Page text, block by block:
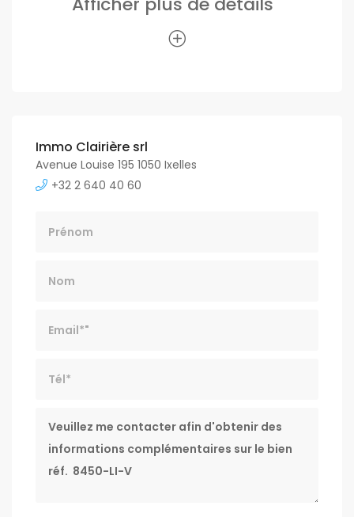
Immo Clairière srl
Avenue Louise 195 1050 Ixelles
+32 2 640 40 60
Message